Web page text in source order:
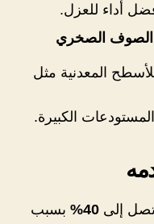
أداء للعزل.
الصوف الصخري
المعدنية مثل
الكبيرة.
تصل إلى 40%
بسبب